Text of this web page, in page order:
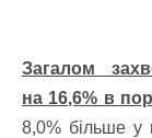
Загалом
на 16,6% в
8,0% більше у